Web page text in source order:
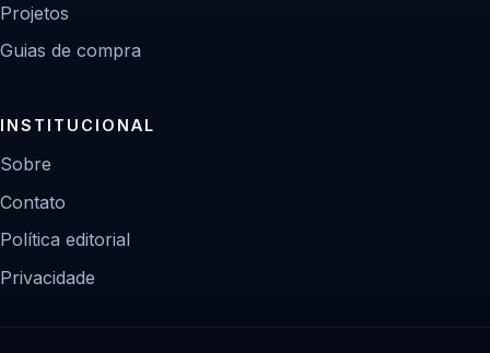
Projetos
Guias de compra
INSTITUCIONAL
Sobre
Contato
Política editorial
Privacidade